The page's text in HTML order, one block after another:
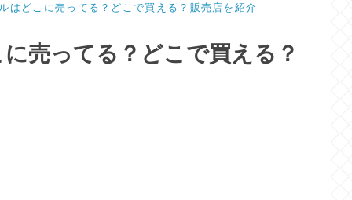
はどこに売ってる？どこで買える？販売店を紹介
売ってる？どこで買える？